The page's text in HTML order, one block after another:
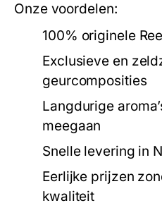
Onze voordelen:
100% originele
Exclusieve en
geurcomposities
Langdurige
meegaan
Snelle levering in
Eerlijke prijzen
kwaliteit